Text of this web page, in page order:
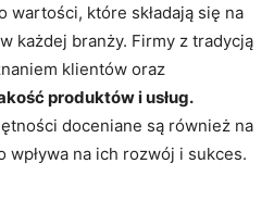
wartości, które składają się na
każdej branży. Firmy z tradycją
klientów oraz
produktów i usług.
doceniane są również na
wpływa na ich rozwój i sukces.